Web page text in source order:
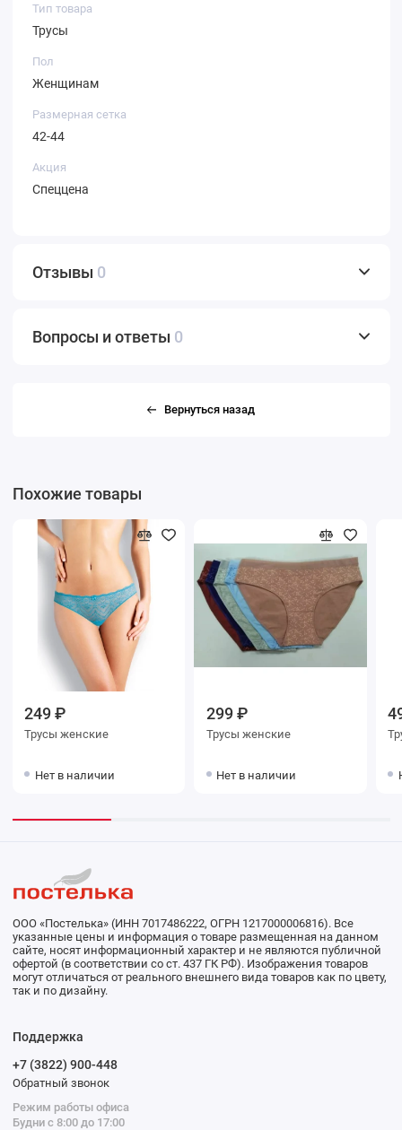
Тип товара
Трусы
Пол
Женщинам
Размерная сетка
42-44
Акция
Спеццена
Отзывы 0
Вопросы и ответы 0
Вернуться назад
Похожие товары
249 ₽
Трусы женские
Нет в наличии
299 ₽
Трусы женские
Нет в наличии
ООО «Постелька» (ИНН 7017486222, ОГРН 1217000006816). Все
указанные цены и информация о товаре размещенная на данном
сайте, носят информационный характер и не являются публичной
офертой (в соответствии со ст. 437 ГК РФ). Изображения товаров
могут отличаться от реального внешнего вида товаров как по цвету,
так и по дизайну.
Поддержка
+7 (3822) 900-448
Обратный звонок
Режим работы офиса
Будни с 8:00 до 17:00